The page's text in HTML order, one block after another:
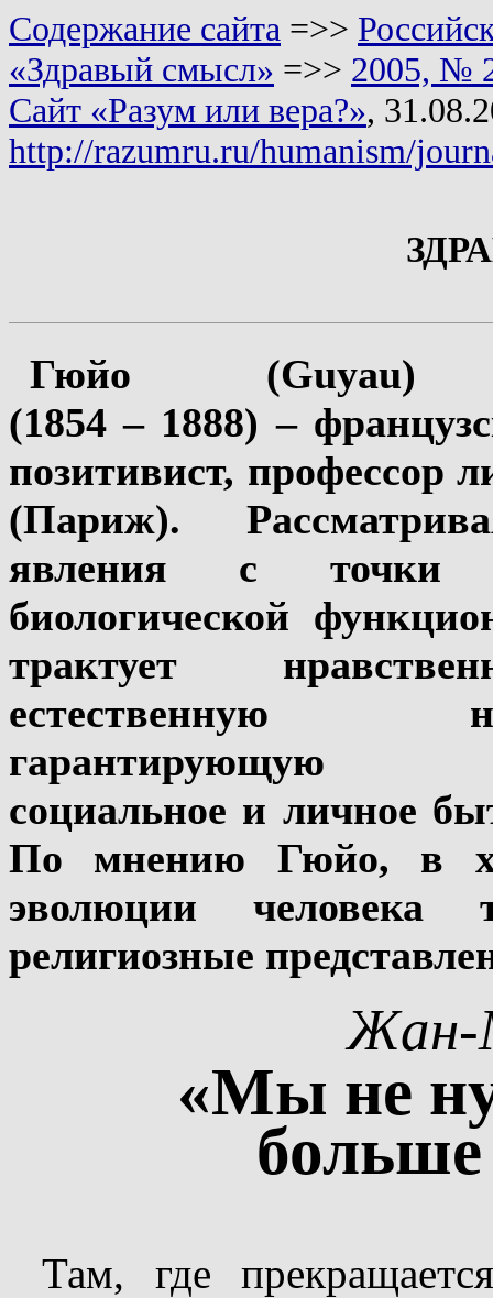
Содержание сайта =>>
«Здравый смысл» =>> 2005, №
Сайт «Разум или вера?»,
http://razumru.ru/humanism/
Гюйо (Guyau)
(1854 – 1888) –
позитивист, профессор
(Париж).
явления с точки
биологической
трактует
естественную
гарантирующую
социальное и личное
По мнению Гюйо, в
эволюции человека
религиозные
«Мы не
больше
Там, где